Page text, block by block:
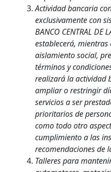
Actividad bancaria
exclusivamente con
BANCO CENTRAL DE
establecerá,
aislamiento social,
términos y
realizará la actividad
ampliar o restringir
servicios a ser
prioritarios de
como todo otro
cumplimiento a las
recomendaciones de
Talleres para